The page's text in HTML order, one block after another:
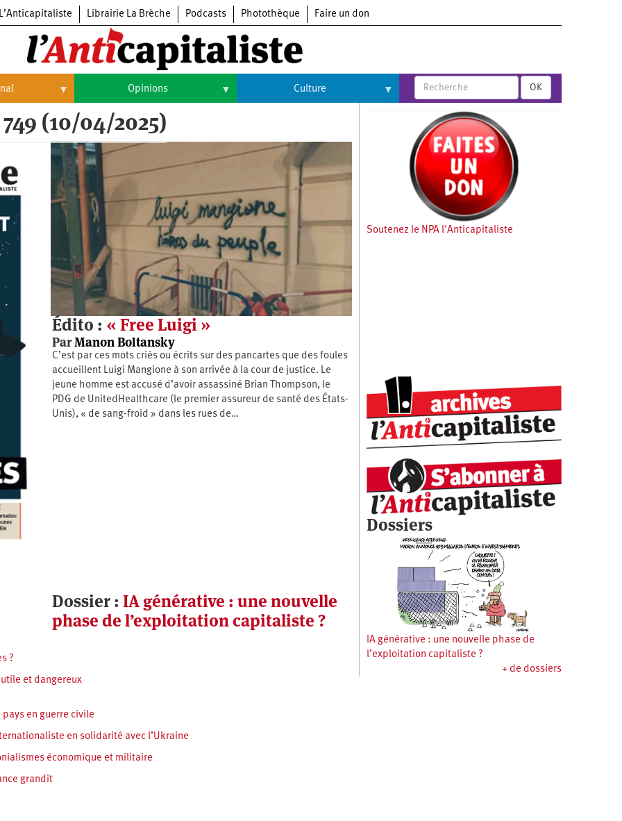
L’Anticapitaliste Librairie La Brèche Podcasts Photothèque Faire un don
Opinions
Opinions
Histoire
Culture
Arts
Expositions
Livres
Musique
OK
(10/04/2025)
Édito : « Free Luigi »
ParManon Boltansky
C’est par ces mots criés ou écrits sur des pancartes que des foules
accueillent Luigi Mangione à son arrivée à la cour de justice. Le
jeune homme est accusé d’avoir assassiné Brian Thompson, le
PDG de UnitedHealthcare (le premier assureur de santé des États-
Unis), « de sang-froid » dans les rues de…
Dossier : IA générative : une nouvelle
phase de l’exploitation capitaliste ?
?
et dangereux
en guerre civile
en solidarité avec l’Ukraine
économique et militaire
grandit
Soutenez le NPA l'Anticapitaliste
Dossiers
IA générative : une nouvelle phase de
l’exploitation capitaliste ?
+ de dossiers